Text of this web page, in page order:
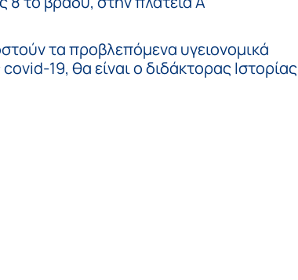
τα προβλεπόμενα υγειονομικά
19, θα είναι ο διδάκτορας Ιστορίας